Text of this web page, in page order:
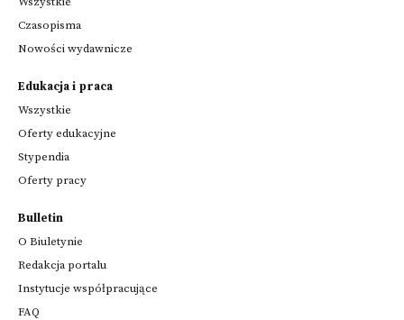
Czasopisma
Nowości wydawnicze
Edukacja i praca
Wszystkie
Oferty edukacyjne
Stypendia
Oferty pracy
Bulletin
O Biuletynie
Redakcja portalu
Instytucje współpracujące
FAQ